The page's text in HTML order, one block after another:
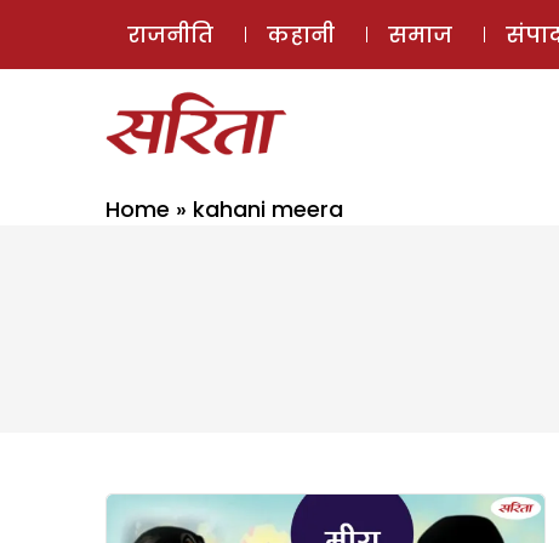
राजनीति कहानी समाज
Home » kahani meera